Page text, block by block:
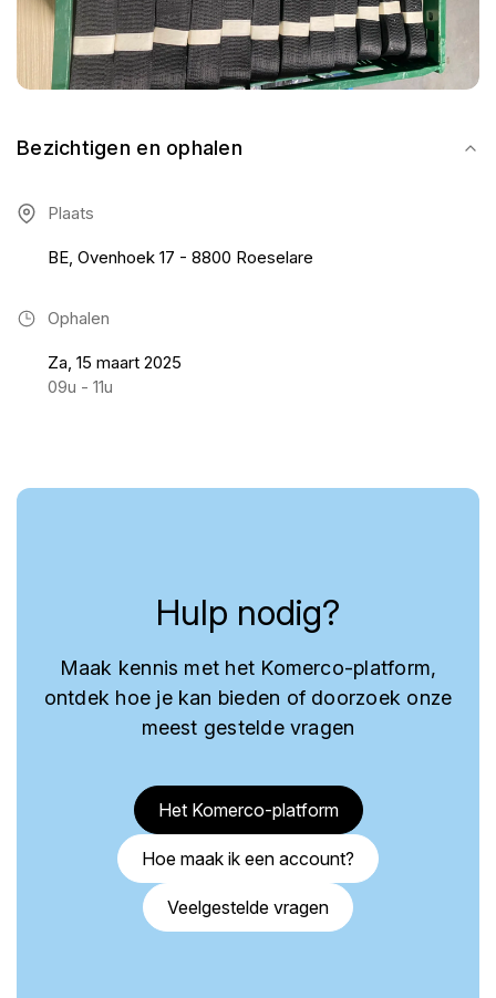
Bezichtigen en ophalen
Plaats
BE, Ovenhoek 17 - 8800 Roeselare
Ophalen
Za, 15 maart 2025
09u - 11u
Hulp nodig?
Maak kennis met het Komerco-platform,
ontdek hoe je kan bieden of doorzoek onze
meest gestelde vragen
Het Komerco-platform
Hoe maak ik een account?
Veelgestelde vragen